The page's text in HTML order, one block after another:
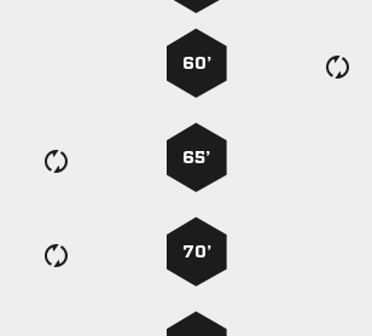
60’
65’
70’